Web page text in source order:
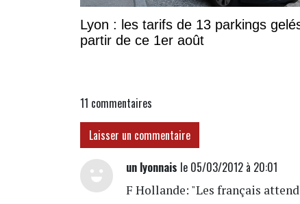
Lyon : les tarifs de 13 parkings
partir de ce 1er août
11 commentaires
Laisser un commentaire
un lyonnais le 05/03/2012 à 20:01
F Hollande: "Les français